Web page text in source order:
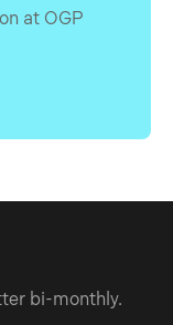
at OGP
bi-monthly.